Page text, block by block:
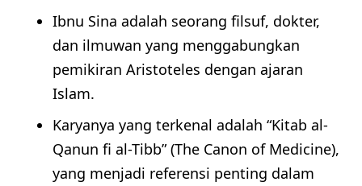
Ibnu Sina adalah seorang filsuf, dokter,
dan ilmuwan yang menggabungkan
pemikiran Aristoteles dengan ajaran
Islam.
Karyanya yang terkenal adalah “Kitab al-
Qanun fi al-Tibb” (The Canon of Medicine),
yang menjadi referensi penting dalam